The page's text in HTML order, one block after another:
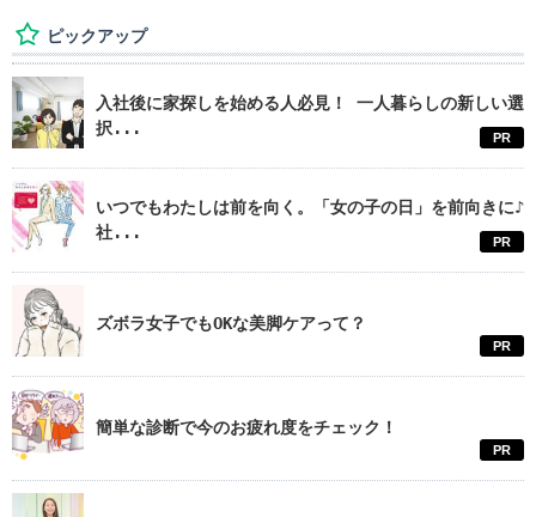
ピックアップ
入社後に家探しを始める人必見！ 一人暮らしの新しい選
択...
PR
いつでもわたしは前を向く。「女の子の日」を前向きに♪
社...
PR
ズボラ女子でもOKな美脚ケアって？
PR
簡単な診断で今のお疲れ度をチェック！
PR